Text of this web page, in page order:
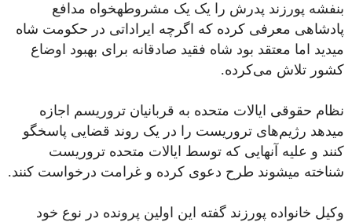
بنفشه پورزند پدرش را یک یک مشروطه‎خواه مدافع
پادشاهی معرفی کرده که اگرچه ایراداتی در حکومت شاه
می‎دید اما معتقد بود شاه فقید صادقانه برای بهبود اوضاع
کشور تلاش می‌کرده.
نظام حقوقی ایالات متحده به قربانیان تروریسم اجازه
می‎دهد رژیم‌های تروریست را در یک روند قضایی پاسخگو
کنند و علیه آنهایی که توسط ایالات متحده تروریست
شناخته می‎شوند‎ طرح دعوی کرده و غرامت درخواست کنند.
وکیل خانواده پورزند گفته این اولین پرونده در نوع خود